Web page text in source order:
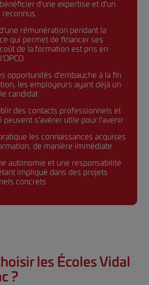
d'une expertise et d'un
reconnus
rémunération pendant la
qui permet de financer ses
de la formation est pris en
opportunités d'embauche à la fin
les employeurs ayant déjà un
candidat
des contacts professionnels et
peuvent s'avérer utile pour l'avenir
les connaissances acquises
de manière immédiate
autonomie et une responsabilité
impliqué dans des projets
concrets
les Écoles Vidal
?